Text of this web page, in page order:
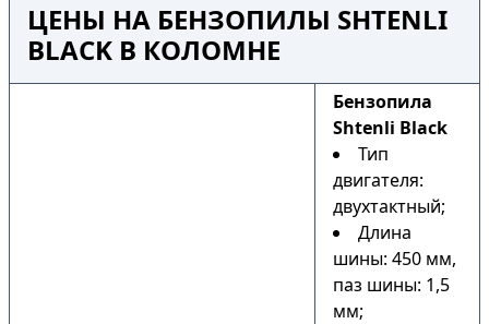
ЦЕНЫ НА БЕНЗОПИЛЫ SHTENLI
BLACK В КОЛОМНЕ
Бензопила
Shtenli Black
Тип
двигателя:
двухтактный;
Длина
шины: 450 мм,
паз шины: 1,5
мм;